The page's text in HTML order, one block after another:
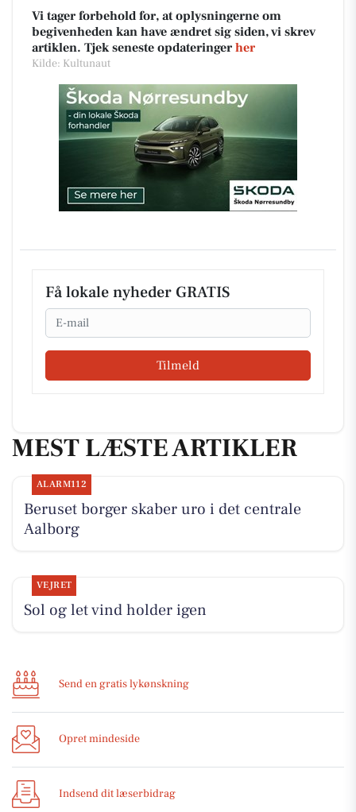
Vi tager forbehold for, at oplysningerne om
begivenheden kan have ændret sig siden, vi skrev
artiklen. Tjek seneste opdateringer her
Kilde: Kultunaut
Få lokale nyheder GRATIS
Email
Tilmeld
MEST LÆSTE ARTIKLER
ALARM112
Beruset borger skaber uro i det centrale
Aalborg
VEJRET
Sol og let vind holder igen
Send en gratis lykønskning
Opret mindeside
Indsend dit læserbidrag